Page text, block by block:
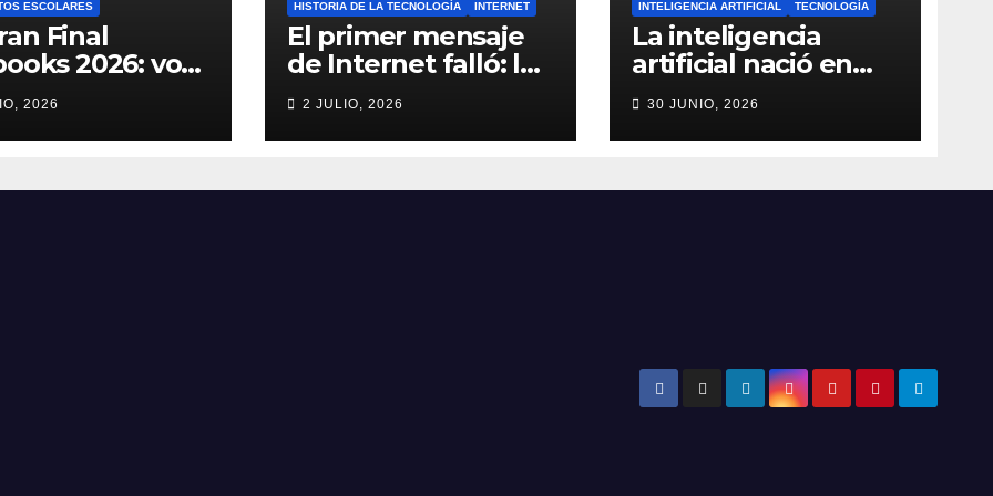
ESCOLARES
Final
2026: vota
Mejor
del Ciclo
🎨
2026
HISTORIA DE LA TECNOLOGÍA
INTERNET
El primer mensaje
de Internet falló: la
increíble historia de
ARPANET que
cambió el mundo
2 JULIO, 2026
INTELIGENCIA ARTIFICIAL
TECNOLOGÍA
La inteligencia
artificial nació en
1956: el verdadero
origen de la IA que
cambió el mundo
30 JUNIO, 2026